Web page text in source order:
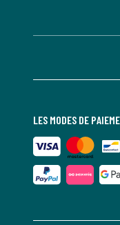
LES MODES DE